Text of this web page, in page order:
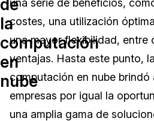
Precios de Redacción a
Redacción de vídeos
Redacción de
Redacción de audio
Industrias
Cuerpos Policiales
Transportación
Precios
Recursos
Eventos
de
la
computación
en
nube
una serie de beneficios,
costes, una utilización
una mayor flexibilidad, entre
ventajas. Hasta este punto,
computación en nube
empresas por igual la
una amplia gama de